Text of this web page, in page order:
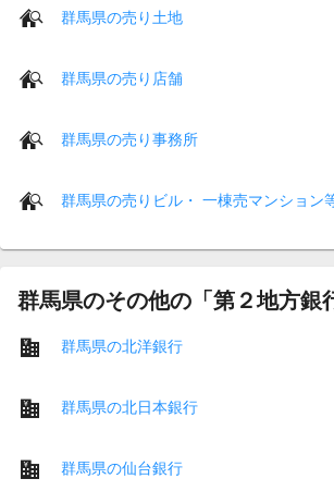
群馬県の売り土地
群馬県の売り店舗
群馬県の売り事務所
群馬県の売りビル・ 一棟売マンション
群馬県のその他の「第２地方銀
群馬県の北洋銀行
群馬県の北日本銀行
群馬県の仙台銀行